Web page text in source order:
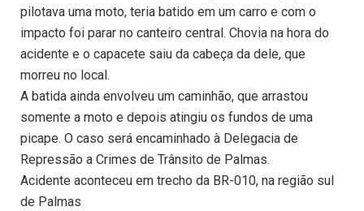
pilotava uma moto, teria batido em um carro e com o
impacto foi parar no canteiro central. Chovia na hora do
acidente e o capacete saiu da cabeça da dele, que
morreu no local.
A batida ainda envolveu um caminhão, que arrastou
somente a moto e depois atingiu os fundos de uma
picape. O caso será encaminhado à Delegacia de
Repressão a Crimes de Trânsito de Palmas.
Acidente aconteceu em trecho da BR-010, na região sul
de Palmas